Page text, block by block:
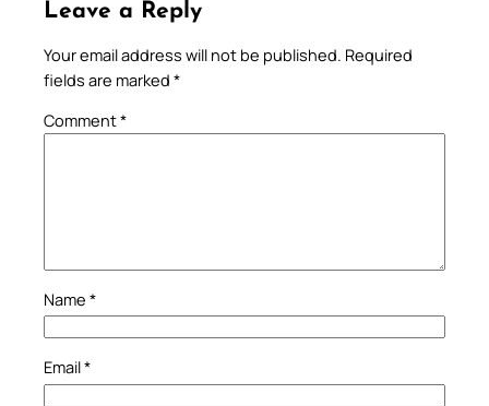
Leave a Reply
Your email address will not be published. Required
fields are marked *
Comment*
Name *
Email*